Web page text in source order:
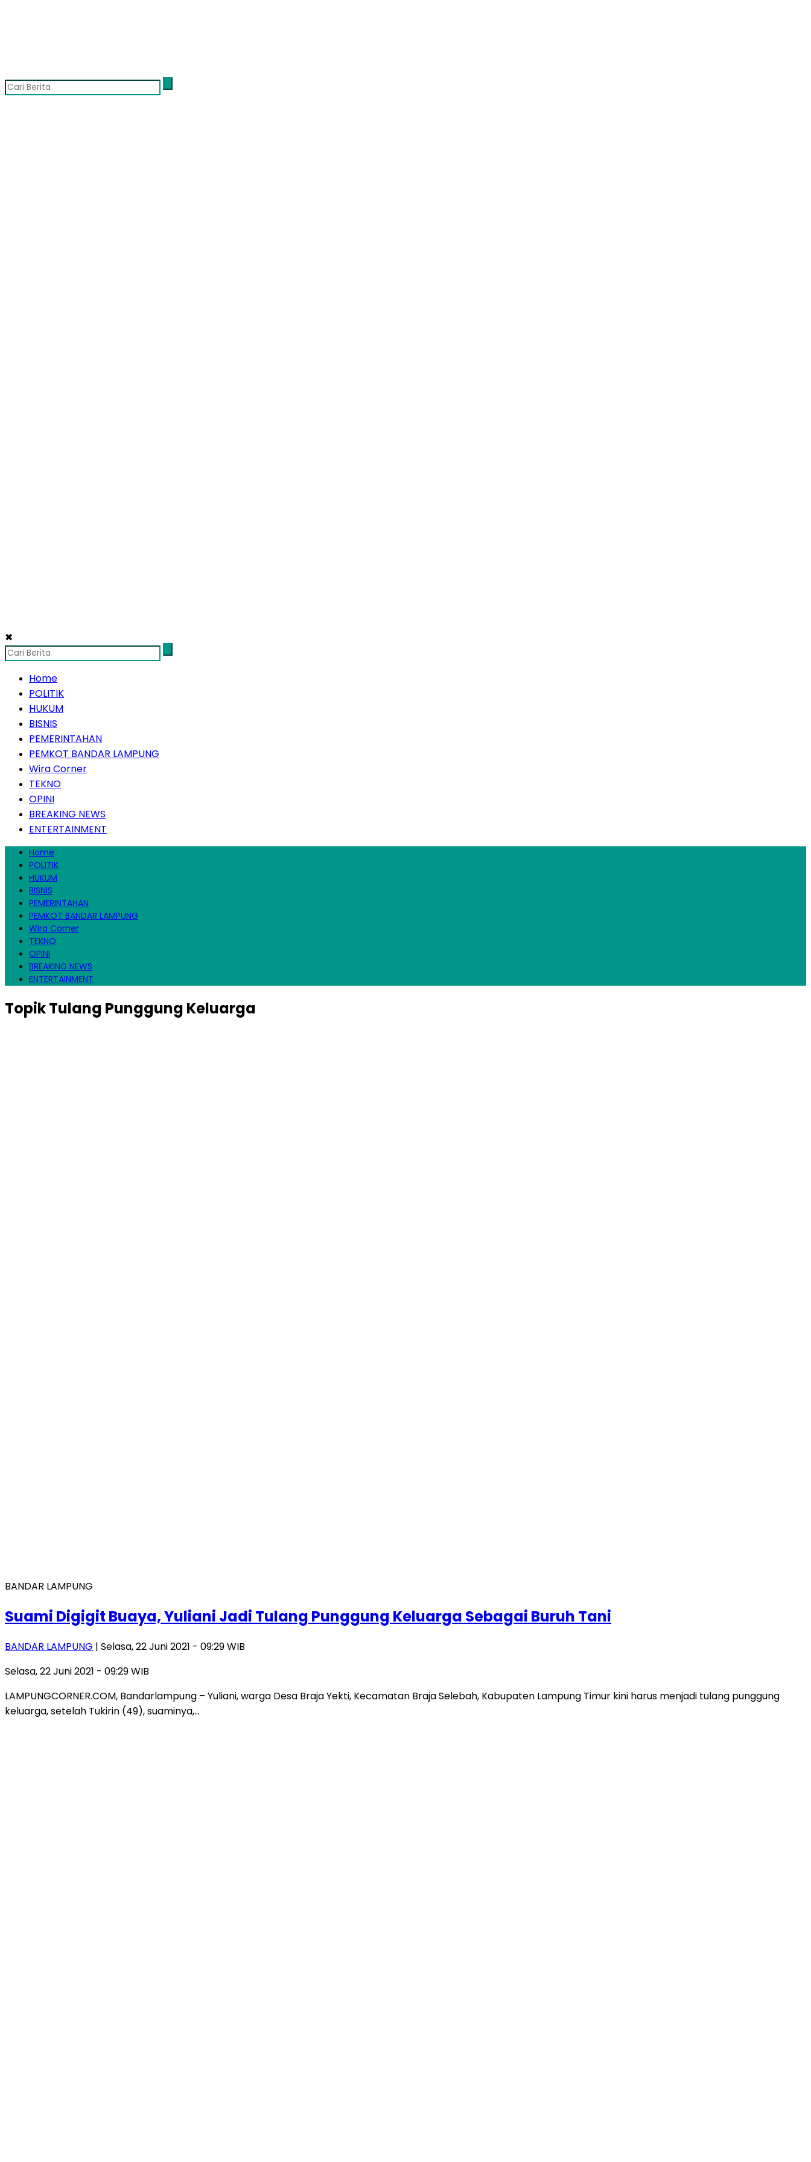
✖
Home
POLITIK
HUKUM
BISNIS
PEMERINTAHAN
PEMKOT BANDAR LAMPUNG
Wira Corner
TEKNO
OPINI
BREAKING NEWS
ENTERTAINMENT
Home
POLITIK
HUKUM
BISNIS
PEMERINTAHAN
PEMKOT BANDAR LAMPUNG
Wira Corner
TEKNO
OPINI
BREAKING NEWS
ENTERTAINMENT
TopikTulang Punggung Keluarga
BANDAR LAMPUNG
Suami Digigit Buaya, Yuliani Jadi Tulang Punggung Keluarga Sebagai Buruh Tani
BANDAR LAMPUNG | Selasa, 22 Juni 2021 - 09:29 WIB
Selasa, 22 Juni 2021 - 09:29 WIB
LAMPUNGCORNER.COM, Bandarlampung – Yuliani, warga Desa Braja Yekti, Kecamatan Braja Selebah, Kabupaten Lampung Timur kini harus menjadi tulang punggung
keluarga, setelah Tukirin (49), suaminya,…